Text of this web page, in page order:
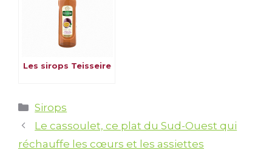
Les sirops Teisseire
Catégories
Sirops
Le cassoulet, ce plat du Sud-Ouest qui
réchauffe les cœurs et les assiettes